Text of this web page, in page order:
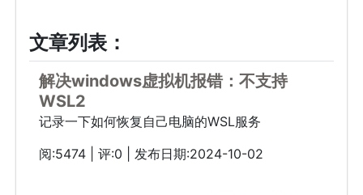
文章列表：
解决windows虚拟机报错：不支持
WSL2
记录一下如何恢复自己电脑的WSL服务
阅:5474 | 评:0 | 发布日期:2024-10-02